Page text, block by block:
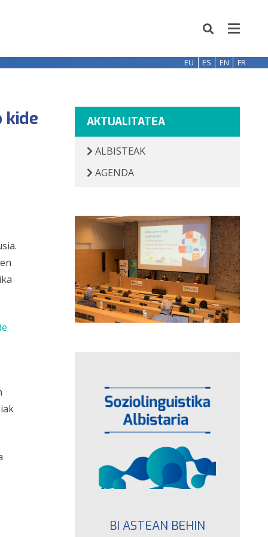
EU ES EN FR
kide
AKTUALITATEA
ALBISTEAK
AGENDA
BI ASTEAN BEHIN